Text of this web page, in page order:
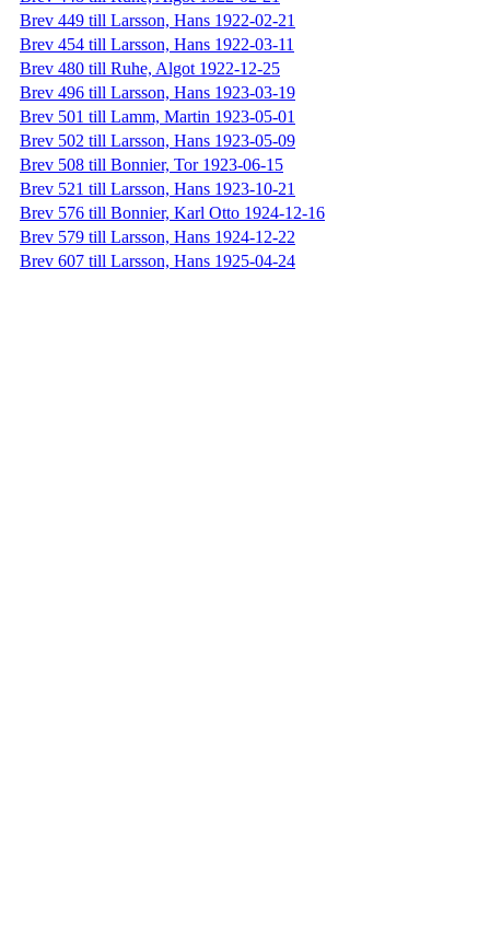
Brev 449 till Larsson, Hans 1922-02-21
Brev 454 till Larsson, Hans 1922-03-11
Brev 480 till Ruhe, Algot 1922-12-25
Brev 496 till Larsson, Hans 1923-03-19
Brev 501 till Lamm, Martin 1923-05-01
Brev 502 till Larsson, Hans 1923-05-09
Brev 508 till Bonnier, Tor 1923-06-15
Brev 521 till Larsson, Hans 1923-10-21
Brev 576 till Bonnier, Karl Otto 1924-12-16
Brev 579 till Larsson, Hans 1924-12-22
Brev 607 till Larsson, Hans 1925-04-24